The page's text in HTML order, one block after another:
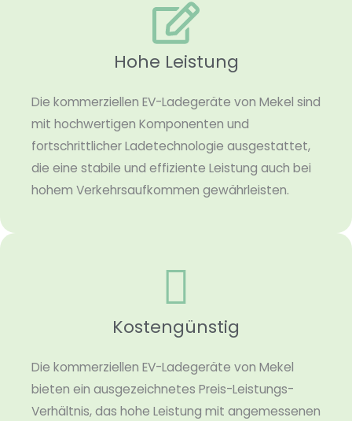
Hohe Leistung
Die kommerziellen EV-Ladegeräte von Mekel sind
mit hochwertigen Komponenten und
fortschrittlicher Ladetechnologie ausgestattet,
die eine stabile und effiziente Leistung auch bei
hohem Verkehrsaufkommen gewährleisten.
Kostengünstig
Die kommerziellen EV-Ladegeräte von Mekel
bieten ein ausgezeichnetes Preis-Leistungs-
Verhältnis, das hohe Leistung mit angemessenen